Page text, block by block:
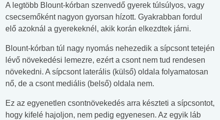
A legtöbb Blount-kórban szenvedő gyerek túlsúlyos, vagy
csecsemőként nagyon gyorsan hízott. Gyakrabban fordul
elő azoknál a gyerekeknél, akik korán elkezdtek járni.
Blount-kórban túl nagy nyomás nehezedik a sípcsont tetején
lévő növekedési lemezre, ezért a csont nem tud rendesen
növekedni. A sípcsont laterális (külső) oldala folyamatosan
nő, de a csont mediális (belső) oldala nem.
Ez az egyenetlen csontnövekedés arra készteti a sípcsontot,
hogy kifelé hajoljon, nem pedig egyenesen. Az egyik láb